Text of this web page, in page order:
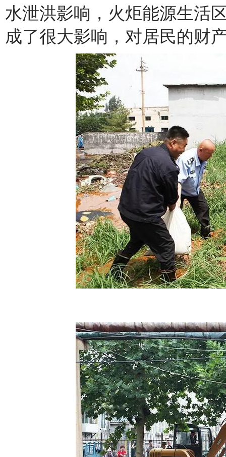
水泄洪影响，火炬能源生活
成了很大影响，对居民的财